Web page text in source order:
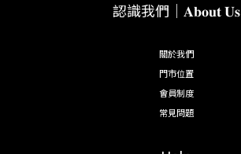
認識我們｜𝐀𝐛𝐨𝐮𝐭 𝐔𝐬
關於我們
門市位置
會員制度
常見問題